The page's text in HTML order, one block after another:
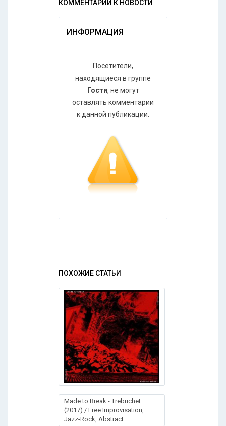
КОММЕНТАРИИ К НОВОСТИ
ИНФОРМАЦИЯ
Посетители,
находящиеся в группе
Гости, не могут
оставлять комментарии
к данной публикации.
ПОХОЖИЕ СТАТЬИ
Made to Break - Trebuchet
(2017) / Free Improvisation,
Jazz-Rock, Abstract